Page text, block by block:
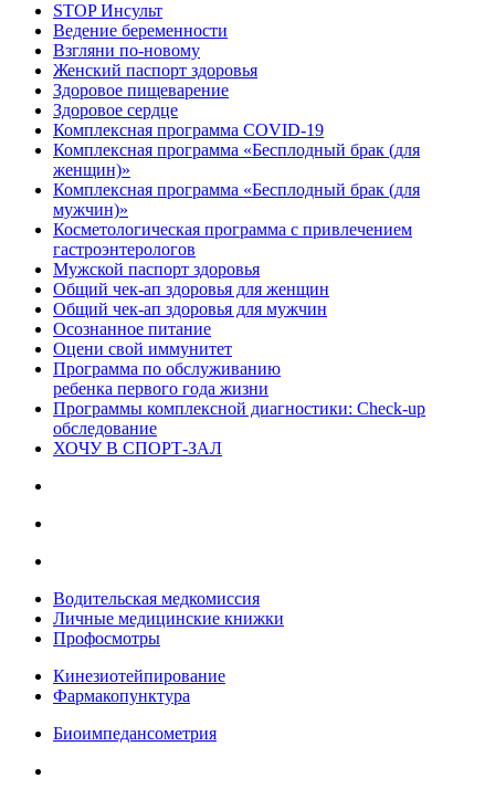
STOP Инсульт
Ведение беременности
Взгляни по-новому
Женский паспорт здоровья
Здоровое пищеварение
Здоровое сердце
Комплексная программа COVID-19
Комплексная программа «Бесплодный брак (для
женщин)»
Комплексная программа «Бесплодный брак (для
мужчин)»
Косметологическая программа с привлечением
гастроэнтерологов
Мужской паспорт здоровья
Общий чек-ап здоровья для женщин
Общий чек-ап здоровья для мужчин
Осознанное питание
Оцени свой иммунитет
Программа по обслуживанию
ребенка первого года жизни
Программы комплексной диагностики: Check-up
обследование
ХОЧУ В CПОРТ-ЗАЛ
Водительская медкомиссия
Личные медицинские книжки
Профосмотры
Кинезиотейпирование
Фармакопунктура
Биоимпедансометрия